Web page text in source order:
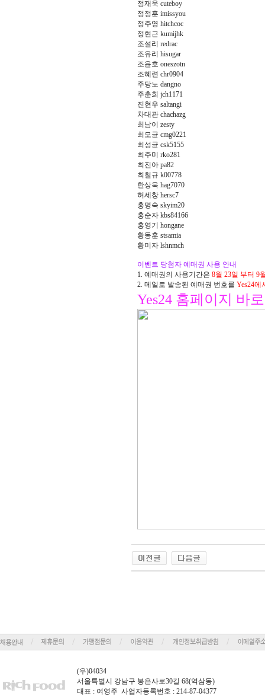
정재욱 cuteboy
정정훈 imissyou
정주영 hitchcoc
정현근 kumijhk
조설리 redrac
조유리 hisugar
조윤호 oneszotn
조혜련 chr0904
주당노 dangno
주춘희 jch1171
진현우 saltangi
차대관 chachazg
최남이 zesty
최모균 cmg0221
최성균 csk5155
최주미 rko281
최진아 pa82
최철규 k00778
한상욱 hag7070
허세창 hersc7
홍명숙 skyim20
홍순자 kbs84166
홍영기 hongane
황동훈 stsamia
황미자 lshnmch
이벤트 당첨자 예매권 사용 안내
1. 예매권의 사용기간은 8월 23일 부터 9
2. 메일로 발송된 예매권 번호를 Yes24에
Yes24 홈페이지 바
(우)04034
서울특별시 강남구 봉은사로30길 68(역삼동)
대표 : 여영주 사업자등록번호 : 214-87-04377